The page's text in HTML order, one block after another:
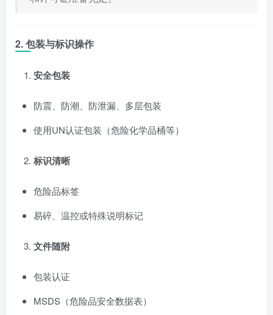
2. 包装与标识操作
安全包装
防震、防潮、防泄漏、多层包装
使用UN认证包装（危险化学品桶等）
标识清晰
危险品标签
易碎、温控或特殊说明标记
文件随附
包装认证
MSDS（危险品安全数据表）